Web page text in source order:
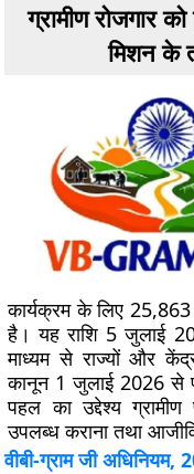
ग्रामीण रोजगार
मिशन के
कार्यक्रम के लिए
है। यह राशि 5 जुलाई
माध्यम से राज्यों और
कानून 1 जुलाई 2026 से
पहल का उद्देश्य
उपलब्ध कराना तथा
वीबी-ग्राम जी अधिनियम,